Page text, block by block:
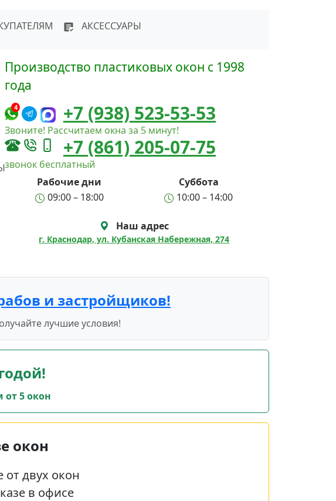
АКСЕССУАРЫ
Производство пластиковых окон с 1998
года
4 +7 (938) 523-53-53
Звоните! Рассчитаем окна за 5 минут!
+7 (861) 205-07-75
звонок бесплатный
Рабочие дни
Суббота
09:00 – 18:00
10:00 – 14:00
Наш адрес
г. Краснодар, ул. Кубанская Набережная, 274
и застройщиков!
лучшие условия!
от 5 окон
окон
двух окон
в офисе